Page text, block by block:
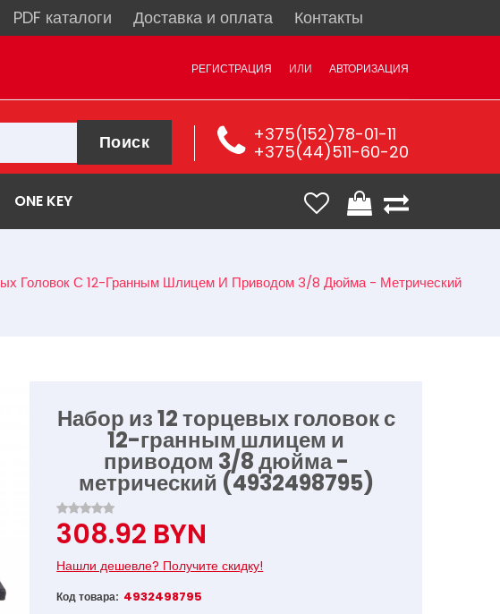
PDF каталоги Доставка и оплата Контакты
РЕГИСТРАЦИЯ ИЛИ АВТОРИЗАЦИЯ
+375(152)78-01-11
+375(44)511-60-20
Поиск
ONE KEY
Головок С 12-Гранным Шлицем И Приводом 3/8 Дюйма - Метрический
Набор из 12 торцевых головок с
12-гранным шлицем и
приводом 3/8 дюйма -
метрический (4932498795)
308.92 BYN
Нашли дешевле? Получите скидку!
Код товара: 4932498795